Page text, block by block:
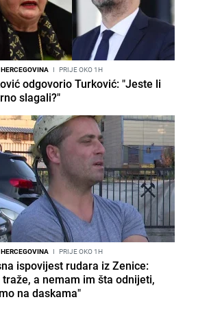
I PRIJE OKO 1H
odgovorio Turković: "Jeste li
slagali?"
I PRIJE OKO 1H
ispovijest rudara iz Zenice:
traže, a nemam im šta odnijeti,
na daskama"